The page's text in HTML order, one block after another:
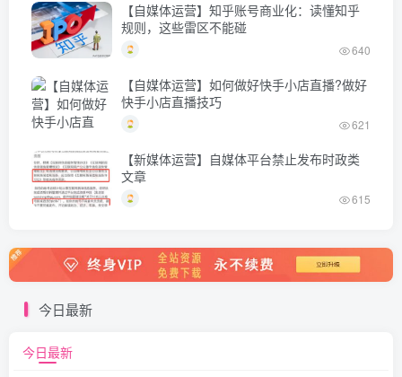
【自媒体运营】知乎账号商业化：读懂知乎
规则，这些雷区不能碰
640
【自媒体运营】如何做好快手小店直播?做好
快手小店直播技巧
621
【新媒体运营】自媒体平台禁止发布时政类
文章
615
今日最新
今日最新